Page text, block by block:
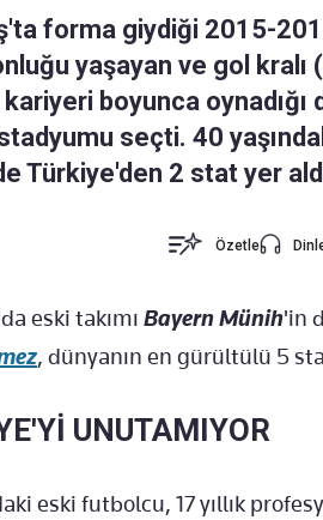
forma giydiği 2015-
yaşayan ve gol kralı
boyunca
seçti. 40
Türkiye'den 2 stat yer
Özetle
eski takımı Bayern Münih'in
, dünyanın en gürültülü 5
UNUTAMIYOR
eski futbolcu, 17 yıllık